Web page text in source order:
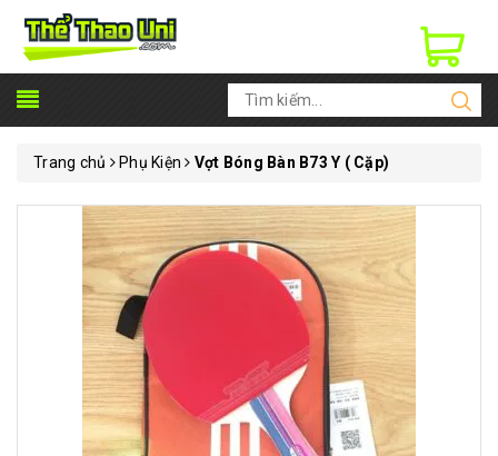
Trang chủ Phụ Kiện Vợt Bóng Bàn B73 Y ( Cặp)